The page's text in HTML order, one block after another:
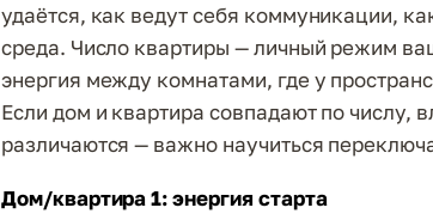
удаётся, как ведут себя коммуникации,
среда. Число квартиры — личный режим
энергия между комнатами, где у
Если дом и квартира совпадают по числу,
различаются — важно научиться
Дом/квартира 1: энергия старта